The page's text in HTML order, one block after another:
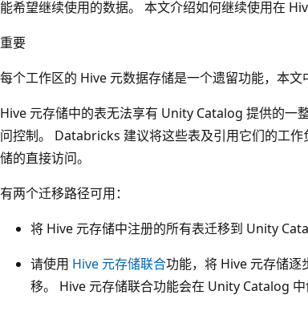
能希望继续使用的数据。 本文介绍如何继续使用在
重要
每个工作区的 Hive 元数据存储是一个遗留功能，本文
Hive 元存储中的表无法享有 Unity Catalog 提供的一
问控制。 Databricks 建议将这些表及引用它们的工
储的直接访问。
有两个迁移路径可用：
将 Hive 元存储中注册的所有表迁移到 Unity
请使用 Hive 元存储联合功能，将 Hive 元存储
移。 Hive 元存储联合功能会在 Unity Catalog